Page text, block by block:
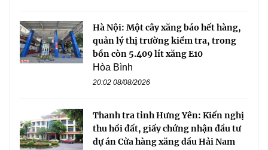
Hà Nội: Một cây xăng báo hết hàng,
quản lý thị trường kiểm tra, trong
bồn còn 5.409 lít xăng E10
Hòa Bình
20:02 08/08/2026
Thanh tra tỉnh Hưng Yên: Kiến nghị
thu hồi đất, giấy chứng nhận đầu tư
dự án Cửa hàng xăng dầu Hải Nam